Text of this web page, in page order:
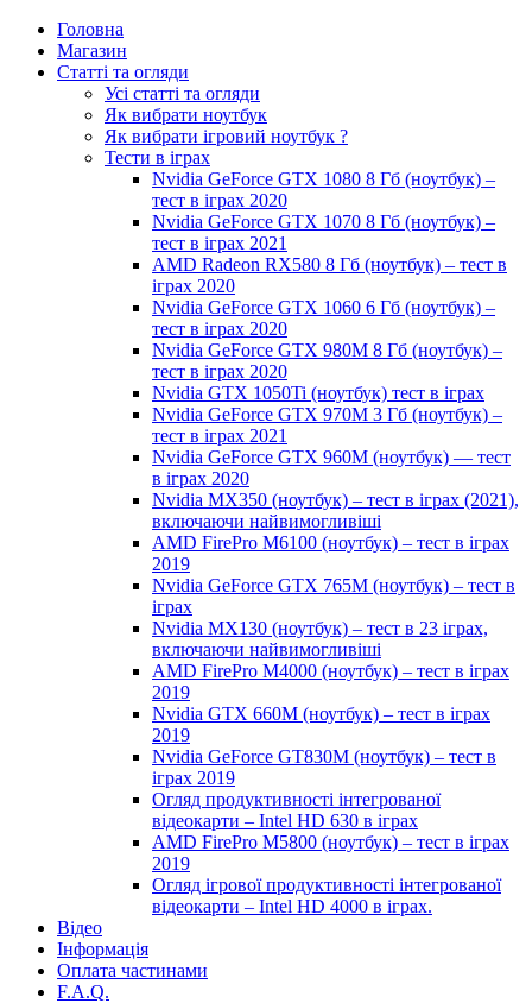
Головна
Магазин
Статті та огляди
Усі статті та огляди
Як вибрати ноутбук
Як вибрати ігровий ноутбук ?
Тести в іграх
Nvidia GeForce GTX 1080 8 Гб (ноутбук) –
тест в іграх 2020
Nvidia GeForce GTX 1070 8 Гб (ноутбук) –
тест в іграх 2021
AMD Radeon RX580 8 Гб (ноутбук) – тест в
іграх 2020
Nvidia GeForce GTX 1060 6 Гб (ноутбук) –
тест в іграх 2020
Nvidia GeForce GTX 980M 8 Гб (ноутбук) –
тест в іграх 2020
Nvidia GTX 1050Ti (ноутбук) тест в іграх
Nvidia GeForce GTX 970M 3 Гб (ноутбук) –
тест в іграх 2021
Nvidia GeForce GTX 960M (ноутбук) — тест
в іграх 2020
Nvidia MX350 (ноутбук) – тест в іграх (2021),
включаючи найвимогливіші
AMD FirePro M6100 (ноутбук) – тест в іграх
2019
Nvidia GeForce GTX 765M (ноутбук) – тест в
іграх
Nvidia MX130 (ноутбук) – тест в 23 іграх,
включаючи найвимогливіші
AMD FirePro M4000 (ноутбук) – тест в іграх
2019
Nvidia GTX 660M (ноутбук) – тест в іграх
2019
Nvidia GeForce GT830M (ноутбук) – тест в
іграх 2019
Огляд продуктивності інтегрованої
відеокарти – Intel HD 630 в іграх
AMD FirePro M5800 (ноутбук) – тест в іграх
2019
Огляд ігрової продуктивності інтегрованої
відеокарти – Intel HD 4000 в іграх.
Відео
Інформація
Оплата частинами
F.A.Q.